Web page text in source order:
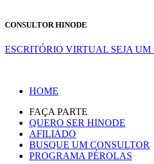
CONSULTOR HINODE
ESCRITÓRIO VIRTUAL SEJA UM
HOME
FAÇA PARTE
QUERO SER HINODE
AFILIADO
BUSQUE UM CONSULTOR
PROGRAMA PÉROLAS